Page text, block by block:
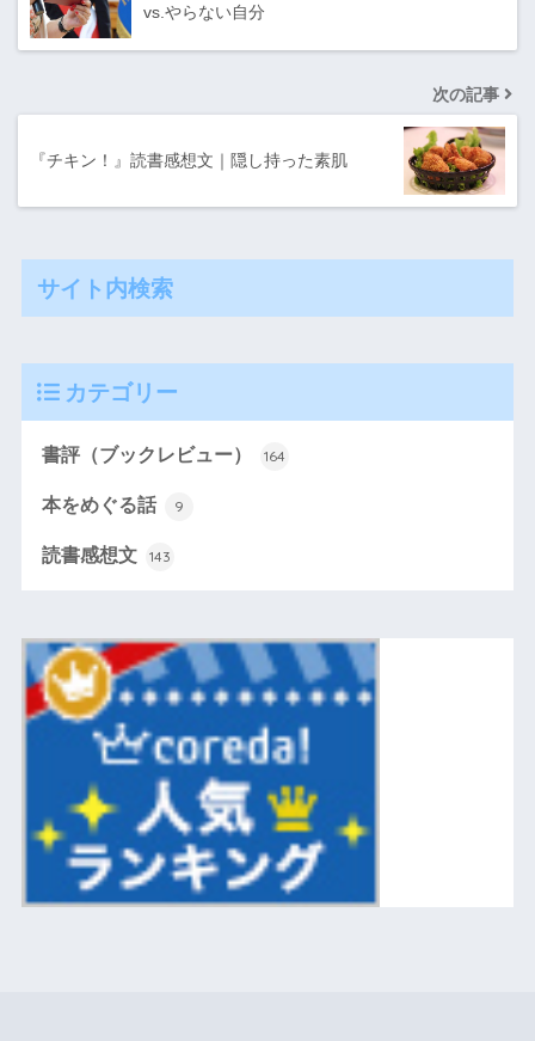
vs.やらない自分
次の記事
『チキン！』読書感想文｜隠し持った素肌
サイト内検索
カテゴリー
書評（ブックレビュー） 164
本をめぐる話 9
読書感想文 143